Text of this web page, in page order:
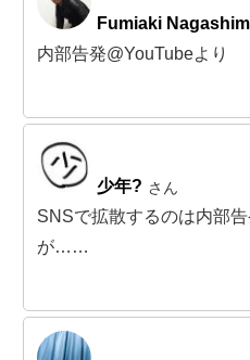
Fumiaki
内部告発@YouTubeより
少年? さん
SNSで拡散するのは内部
が……